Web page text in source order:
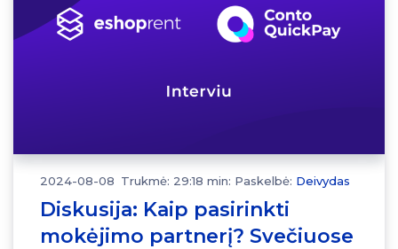
2024-08-08 Trukmė: 29:18 min: Paskelbė: Deivydas
Diskusija: Kaip pasirinkti
mokėjimo partnerį? Svečiuose